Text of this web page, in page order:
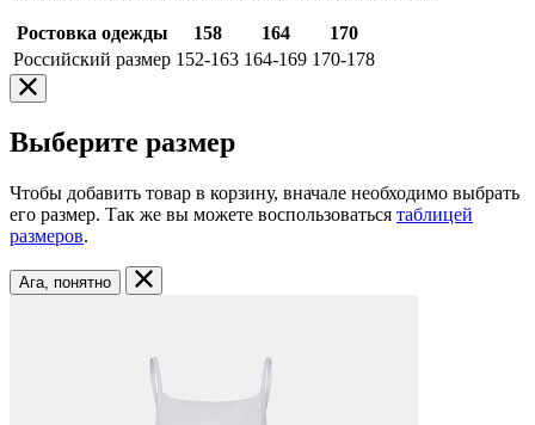
Ростовка одежды 158 164
170
Российский размер 152-163 164-169 170-178
Выберите размер
Чтобы добавить товар в корзину, вначале необходимо выбрать
его размер. Так же вы можете воспользоваться таблицей
размеров.
Ага, понятно